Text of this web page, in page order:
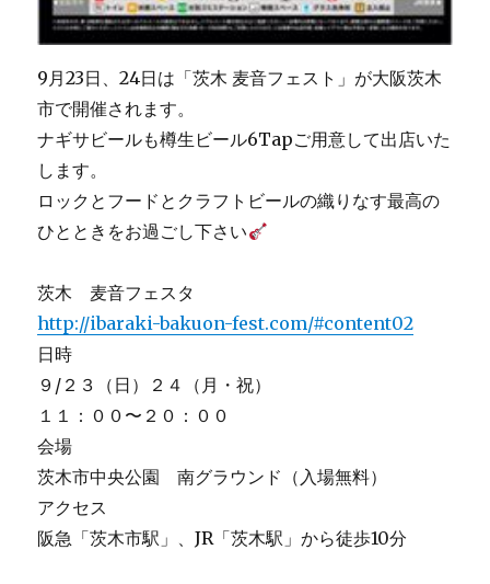
9月23日、24日は「茨木 麦音フェスト」が大阪茨木
市で開催されます。
ナギサビールも樽生ビール6Tapご用意して出店いた
します。
ロックとフードとクラフトビールの織りなす最高の
ひとときをお過ごし下さい
茨木 麦音フェスタ
http://ibaraki-bakuon-fest.com/#content02
日時
９/２３（日）２４（月・祝）
１１：００〜２０：００
会場
茨木市中央公園 南グラウンド（入場無料）
アクセス
阪急「茨木市駅」、JR「茨木駅」から徒歩10分